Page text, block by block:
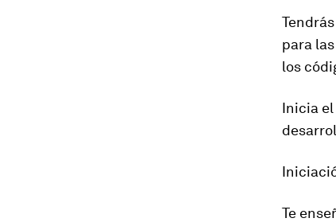
para
los
Inicia
Te